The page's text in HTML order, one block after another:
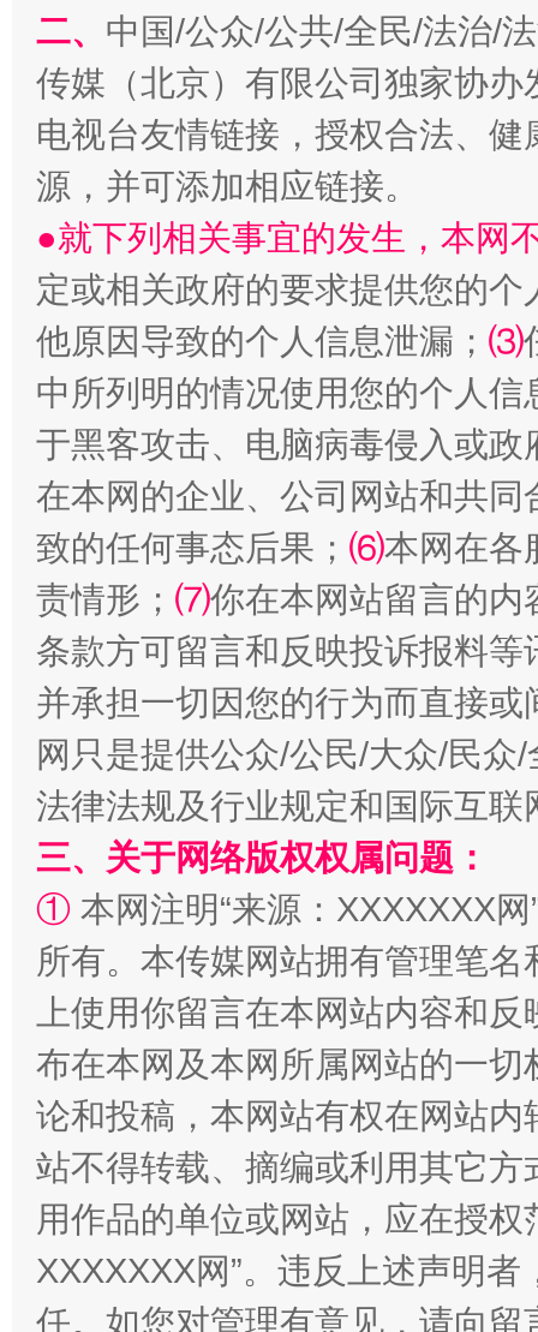
全民健身五年计划来了！等你上场
阿坝州三大球赛在茂县开幕 规模
国家大学科技园优化重塑工作
扯下公款旅游的“隐身衣” 如何以
二、 中国/公众/公共/全民/法治/
传媒（北京）有限公司独家协
电视台友情链接，授权合法、
源，并可添加相应链接。
●就下列相关事宜的发生，本网
定或相关政府的要求提供您的个
他原因导致的个人信息泄漏； ⑶
中所列明的情况使用您的个人
于黑客攻击、电脑病毒侵入或
在本网的企业、公司网站和共
致的任何事态后果； ⑹本网在各
责情形； ⑺你在本网站留言的内
条款方可留言和反映投诉报料
并承担一切因您的行为而直接
网只是提供公众/公民/大众/民
法律法规及行业规定和国际互
三、关于网络版权权属问题：
① 本网注明“来源：XXXXXXX
所有。本传媒网站拥有管理笔
上使用你留言在本网站内容和
布在本网及本网所属网站的一
论和投稿，本网站有权在网站
站不得转载、摘编或利用其它
用作品的单位或网站，应在授
XXXXXXX网”。违反上述声明
任。如您对管理有意见，请向